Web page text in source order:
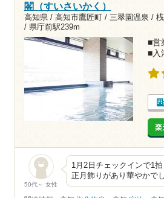
閣（すいさいかく）
高知県 / 高知市鷹匠町 / 三翠園温泉 /
/ 県庁前駅239m
■営
■入
楽
50代～ 女性
1月2日チェックインで1
正月飾りがあり華やかで